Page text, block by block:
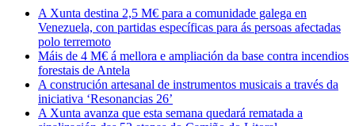
A Xunta destina 2,5 M€ para a comunidade galega en
Venezuela, con partidas específicas para ás persoas afectadas
polo terremoto
Máis de 4 M€ á mellora e ampliación da base contra incendios
forestais de Antela
A construción artesanal de instrumentos musicais a través da
iniciativa ‘Resonancias 26’
A Xunta avanza que esta semana quedará rematada a